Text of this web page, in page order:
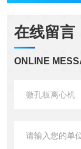
在线留言
ONLINE